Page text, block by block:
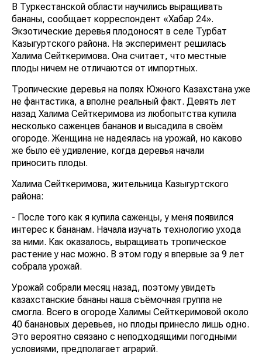
В Туркестанской области научились выращивать
бананы, сообщает корреспондент «Хабар 24».
Экзотические деревья плодоносят в селе Турбат
Казыгуртского района. На эксперимент решилась
Халима Сейткеримова. Она считает, что местные
плоды ничем не отличаются от импортных.
Тропические деревья на полях Южного Казахстана уже
не фантастика, а вполне реальный факт. Девять лет
назад Халима Сейткеримова из любопытства купила
несколько саженцев бананов и высадила в своём
огороде. Женщина не надеялась на урожай, но каково
же было её удивление, когда деревья начали
приносить плоды.
Халима Сейткеримова, жительница Казыгуртского
района:
- После того как я купила саженцы, у меня появился
интерес к бананам. Начала изучать технологию ухода
за ними. Как оказалось, выращивать тропическое
растение у нас можно. В этом году я впервые за 9 лет
собрала урожай.
Урожай собрали месяц назад, поэтому увидеть
казахстанские бананы наша съёмочная группа не
смогла. Всего в огороде Халимы Сейткеримовой около
40 банановых деревьев, но плоды принесло лишь одно.
Это вероятно связано с неподходящими погодными
условиями, предполагает аграрий.